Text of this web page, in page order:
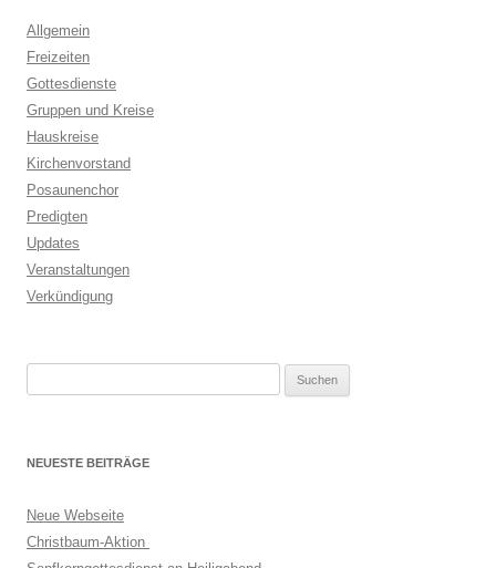
Allgemein
Freizeiten
Gottesdienste
Gruppen und Kreise
Hauskreise
Kirchenvorstand
Posaunenchor
Predigten
Updates
Veranstaltungen
Verkündigung
NEUESTE BEITRÄGE
Neue Webseite
Christbaum-Aktion